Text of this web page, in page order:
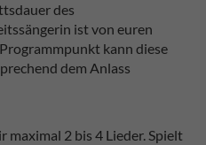
des
ist von euren
kann diese
dem Anlass
maximal 2 bis 4 Lieder. Spielt